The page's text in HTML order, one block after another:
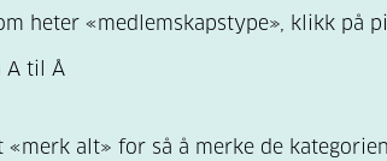
heter «medlemskapstype», klikk på
A til Å
«merk alt» for så å merke de